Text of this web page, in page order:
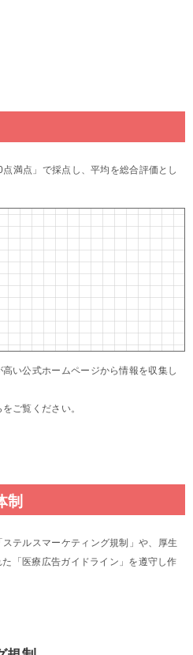
満点」で採点し、平均を総合評価とし
い公式ホームページから情報を収集し
ご覧ください。
制
テルスマーケティング規制」や、厚生
「医療広告ガイドライン」を遵守し作